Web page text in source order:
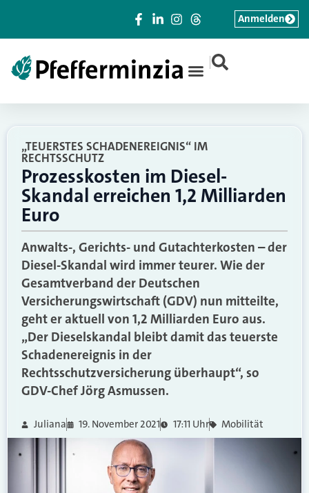
|
Anmelden
„TEUERSTES SCHADENEREIGNIS“ IM
RECHTSSCHUTZ
Prozesskosten im Diesel-
Skandal erreichen 1,2 Milliarden
Euro
Anwalts-, Gerichts- und Gutachterkosten – der
Diesel-Skandal wird immer teurer. Wie der
Gesamtverband der Deutschen
Versicherungswirtschaft (GDV) nun mitteilte,
geht er aktuell von 1,2 Milliarden Euro aus.
„Der Dieselskandal bleibt damit das teuerste
Schadenereignis in der
Rechtsschutzversicherung überhaupt“, so
GDV-Chef Jörg Asmussen.
Juliana 19. November 2021 17:11 Uhr Mobilität